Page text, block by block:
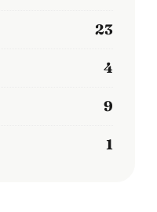
23
4
9
1